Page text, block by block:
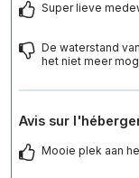
Super lieve
De waterstand
het niet meer
Avis sur
Mooie plek aan